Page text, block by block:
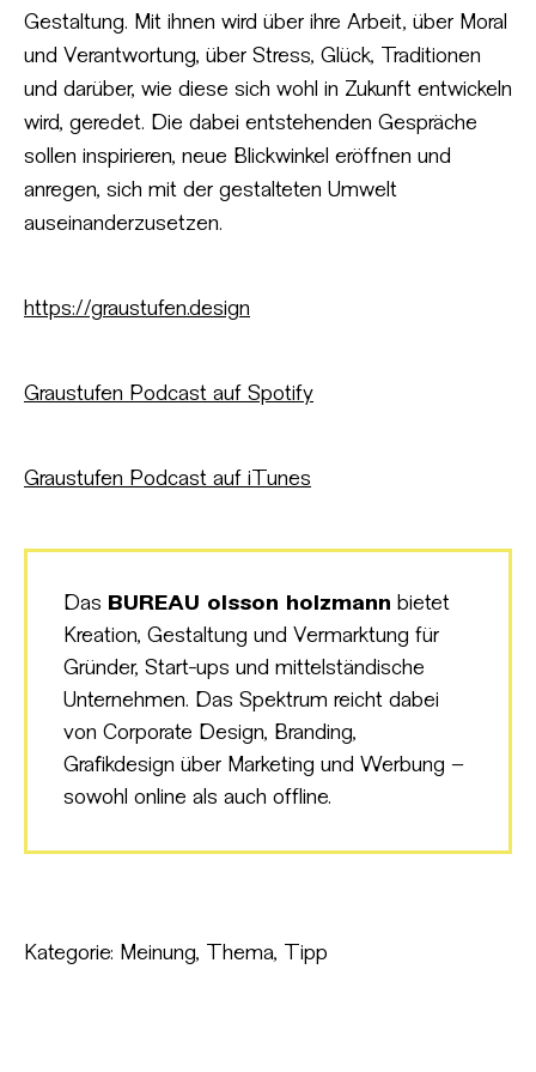
Gestaltung. Mit ihnen wird über ihre Arbeit, über Moral
und Verantwortung, über Stress, Glück, Traditionen
und darüber, wie diese sich wohl in Zukunft entwickeln
wird, geredet. Die dabei entstehenden Gespräche
sollen inspirieren, neue Blickwinkel eröffnen und
anregen, sich mit der gestalteten Umwelt
auseinanderzusetzen.
https://graustufen.design
Graustufen Podcast auf Spotify
Graustufen Podcast auf iTunes
Das BUREAU olsson holzmann bietet
Kreation, Gestaltung und Vermarktung für
Gründer, Start-ups und mittelständische
Unternehmen. Das Spektrum reicht dabei
von Corporate Design, Branding,
Grafikdesign über Marketing und Werbung –
sowohl online als auch offline.
Kategorie: Meinung, Thema, Tipp